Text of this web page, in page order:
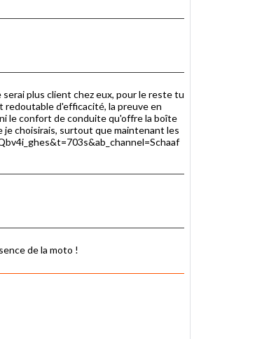
serai plus client chez eux, pour le reste tu
redoutable d'efficacité, la preuve en
le confort de conduite qu'offre la boîte
je choisirais, surtout que maintenant les
de la moto !